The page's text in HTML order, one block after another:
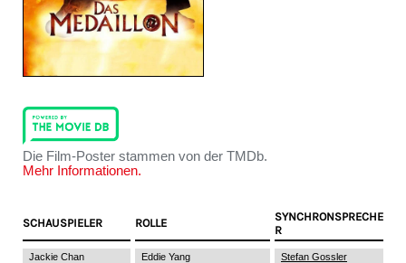
Die Film-Poster stammen von der TMDb.
Mehr Informationen.
SCHAUSPIELER ROLLE
SYNCHRONSPRECHE
R
Jackie Chan Eddie Yang Stefan Gossler